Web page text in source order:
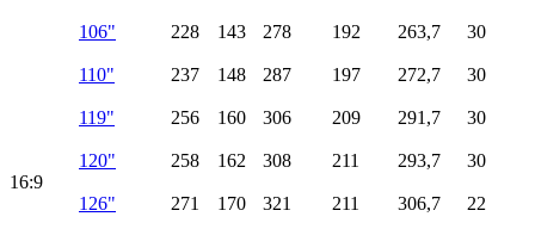
16:9
106" 228 143 278 192 263,7 30
110" 237 148 287 197 272,7 30
119" 256 160 306 209 291,7 30
120" 258 162 308 211 293,7 30
126" 271 170 321 211 306,7 22